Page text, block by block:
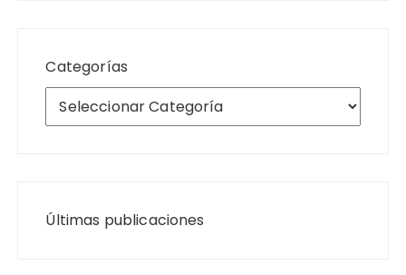
Categorías
Últimas publicaciones